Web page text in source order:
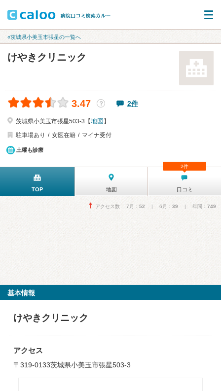
«茨城県小美玉市張星の一覧へ
けやきクリニック
3.47 ？ 2件
茨城県小美玉市張星503-3【地図 】
駐車場あり
女医在籍 マイナ受付
土曜も診療
TOP 地図 口コミ
2件
アクセス数 7月： 52 | 6月： 39 | 年間： 749
基本情報
けやきクリニック
アクセス
〒319-0133茨城県小美玉市張星503-3